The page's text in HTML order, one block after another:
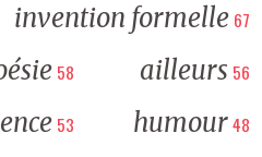
invention formelle 67
58 ailleurs 56
53 humour48